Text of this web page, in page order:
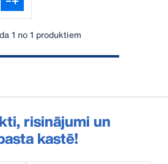
1 no 1 produktiem
risinājumi un
kastē!